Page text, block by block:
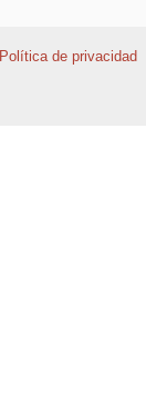
Política de privacidad